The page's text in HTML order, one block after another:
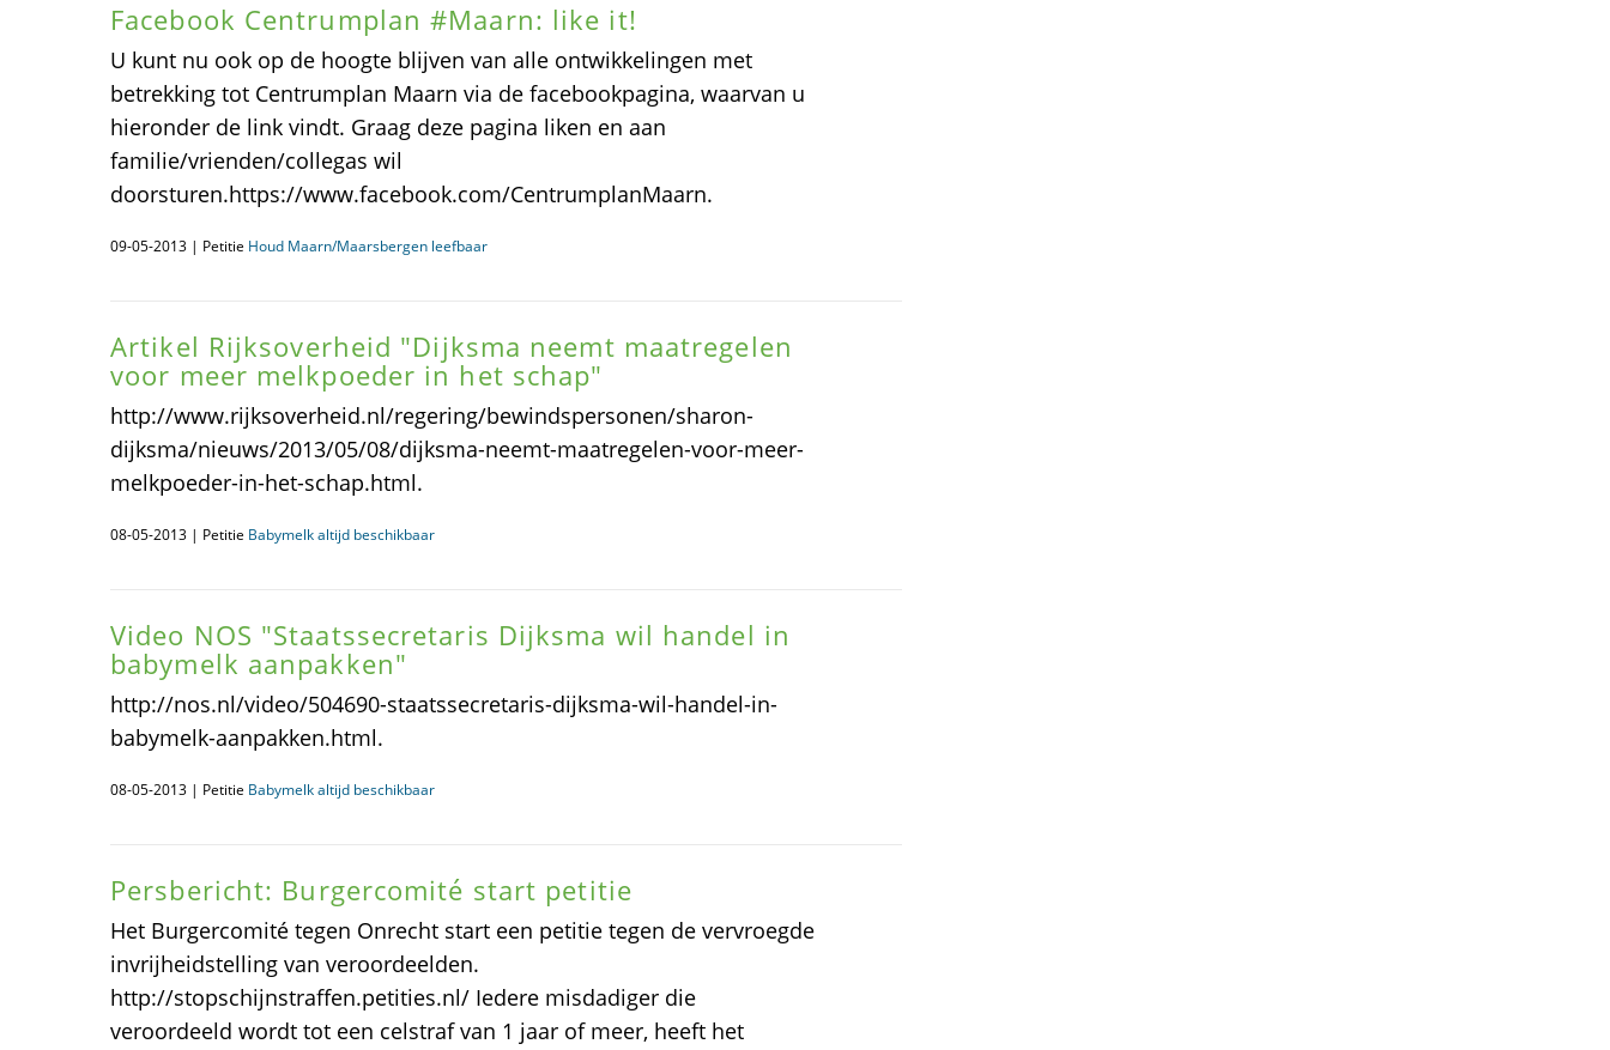
Facebook Centrumplan #Maarn: like it!
U kunt nu ook op de hoogte blijven van alle ontwikkelingen met
betrekking tot Centrumplan Maarn via de facebookpagina, waarvan u
hieronder de link vindt. Graag deze pagina liken en aan
familie/vrienden/collegas wil
doorsturen.https://www.facebook.com/CentrumplanMaarn.
09-05-2013 | Petitie Houd Maarn/Maarsbergen leefbaar
Artikel Rijksoverheid "Dijksma neemt maatregelen
voor meer melkpoeder in het schap"
http://www.rijksoverheid.nl/regering/bewindspersonen/sharon-
dijksma/nieuws/2013/05/08/dijksma-neemt-maatregelen-voor-meer-
melkpoeder-in-het-schap.html.
08-05-2013 | Petitie Babymelk altijd beschikbaar
Video NOS "Staatssecretaris Dijksma wil handel in
babymelk aanpakken"
http://nos.nl/video/504690-staatssecretaris-dijksma-wil-handel-in-
babymelk-aanpakken.html.
08-05-2013 | Petitie Babymelk altijd beschikbaar
Persbericht: Burgercomité start petitie
Het Burgercomité tegen Onrecht start een petitie tegen de vervroegde
invrijheidstelling van veroordeelden.
http://stopschijnstraffen.petities.nl/ Iedere misdadiger die
veroordeeld wordt tot een celstraf van 1 jaar of meer, heeft het